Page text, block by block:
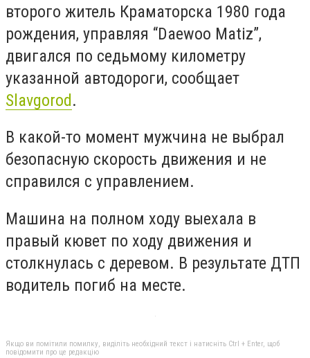
второго житель Краматорска 1980 года
рождения, управляя “Daewoo Matiz”,
двигался по седьмому километру
указанной автодороги, сообщает
Slavgorod.
В какой-то момент мужчина не выбрал
безопасную скорость движения и не
справился с управлением.
Машина на полном ходу выехала в
правый кювет по ходу движения и
столкнулась с деревом. В результате ДТП
водитель погиб на месте.
Якщо ви помітили помилку, виділіть необхідний текст і натисніть Ctrl + Enter, щоб
повідомити про це редакцію